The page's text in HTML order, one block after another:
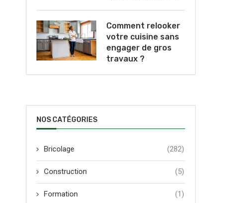
Comment relooker
votre cuisine sans
engager de gros
travaux ?
NOS CATÉGORIES
Bricolage (282)
Construction (5)
Formation (1)